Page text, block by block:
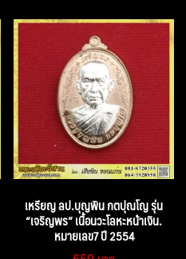
เหรียญ ลป.บุญพิน กตปุณโญ รุ่น
“เจริญพร” เนื้อนวะโลหะหน้าเงิน.
หมายเลข7 ปี 2554